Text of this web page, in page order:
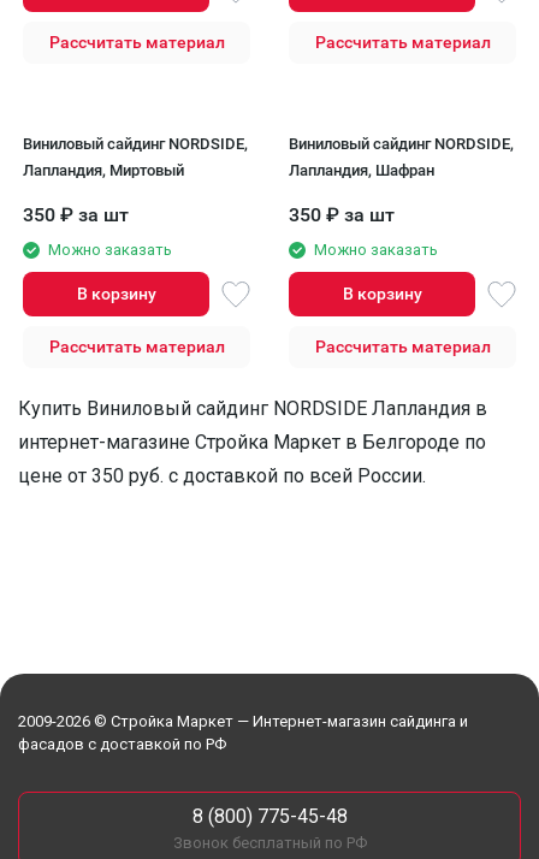
Рассчитать материал Рассчитать материал
Виниловый сайдинг NORDSIDE,
Лапландия, Миртовый
350 ₽ за шт
Можно заказать
В корзину
Рассчитать материал
Виниловый сайдинг NORDSIDE,
Лапландия, Шафран
350 ₽ за шт
Можно заказать
В корзину
Рассчитать материал
Купить Виниловый сайдинг NORDSIDE Лапландия в
интернет-магазине Стройка Маркет в Белгороде по
цене от 350 руб. с доставкой по всей России.
2009-2026 © Стройка Маркет — Интернет-магазин сайдинга и
фасадов с доставкой по РФ
8 (800) 775-45-48
Звонок бесплатный по РФ